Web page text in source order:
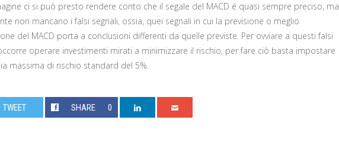
ci si può presto rendere conto che il segale del MACD é quasi sempre preciso, ma
non mancano i falsi segnali, ossia, quei segnali in cui la previsione o meglio
del MACD porta a conclusioni differenti da quelle previste. Per ovviare a questi falsi
operare investimenti mirati a minimizzare il rischio, per fare ciò basta impostare
massima di rischio standard del 5%.
TWEET SHARE 0